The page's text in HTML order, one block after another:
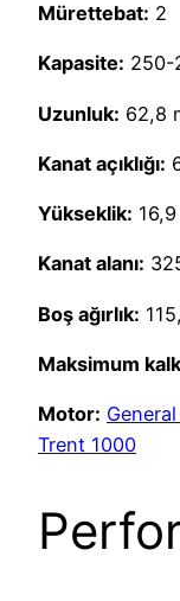
Mürettebat: 2
Kapasite: 250-
Uzunluk: 62,8
Kanat açıklığı:
Yükseklik:
Kanat alanı:
Boş ağırlık:
Maksimum
Motor:
Trent 1000